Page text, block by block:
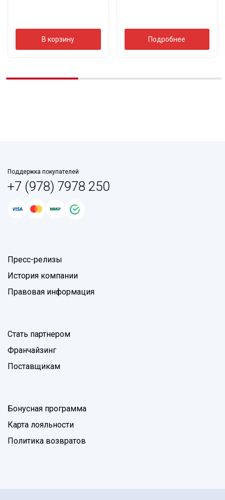
В корзину Подробнее
Поддержка покупателей
+7 (978) 7978 250
Пресс-релизы
История компании
Правовая информация
Стать партнером
Франчайзинг
Поставщикам
Бонусная программа
Карта лояльности
Политика возвратов